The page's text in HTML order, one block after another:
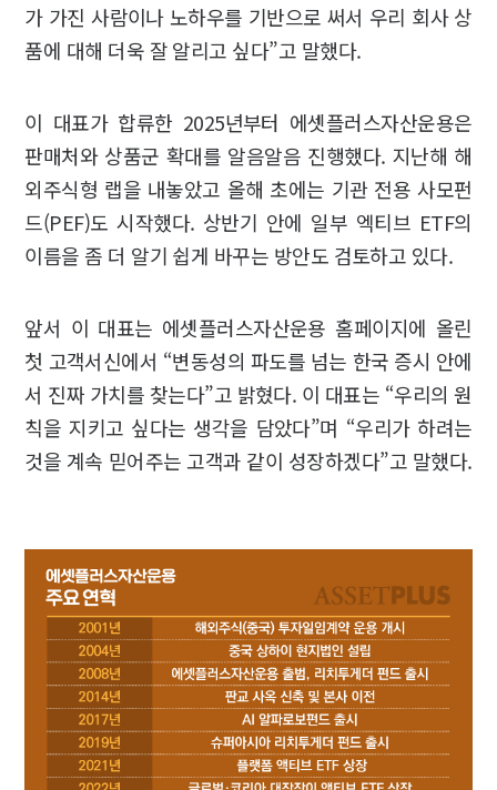
가 가진 사람이나 노하우를 기반으로 써서 우리 회사 상
품에 대해 더욱 잘 알리고 싶다”고 말했다.
이 대표가 합류한 2025년부터 에셋플러스자산운용은
판매처와 상품군 확대를 알음알음 진행했다. 지난해 해
외주식형 랩을 내놓았고 올해 초에는 기관 전용 사모펀
드(PEF)도 시작했다. 상반기 안에 일부 엑티브 ETF의
이름을 좀 더 알기 쉽게 바꾸는 방안도 검토하고 있다.
앞서 이 대표는 에셋플러스자산운용 홈페이지에 올린
첫 고객서신에서 “변동성의 파도를 넘는 한국 증시 안에
서 진짜 가치를 찾는다”고 밝혔다. 이 대표는 “우리의 원
칙을 지키고 싶다는 생각을 담았다”며 “우리가 하려는
것을 계속 믿어주는 고객과 같이 성장하겠다”고 말했다.